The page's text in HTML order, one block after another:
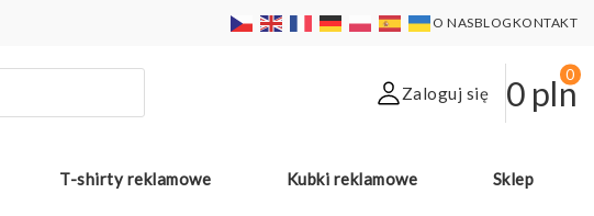
O NASBLOGKONTAKT
Zaloguj się 0 pln
0
T-shirty reklamowe Kubki reklamowe Sklep